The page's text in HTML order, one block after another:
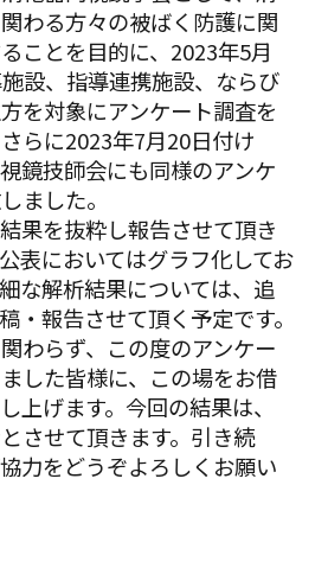
わる方々の被ばく防護に関
ことを目的に、2023年5月
設、指導連携施設、ならび
を対象にアンケート調査を
らに2023年7月20日付け
鏡技師会にも同様のアンケ
ました。
果を抜粋し報告させて頂き
表においてはグラフ化してお
な解析結果については、追
・報告させて頂く予定です。
わらず、この度のアンケー
した皆様に、この場をお借
上げます。今回の結果は、
させて頂きます。引き続
力をどうぞよろしくお願い